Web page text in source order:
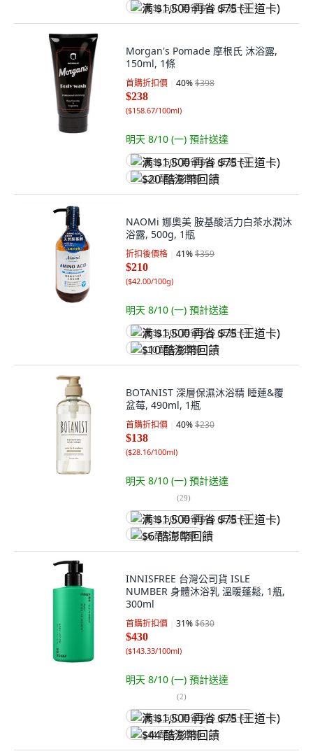
满 $1,500 再省 $75 (王道卡)
Morgan's Pomade 摩根氏 沐浴露,
150ml, 1條
首購折扣價 40%$398
$238
($158.67/100ml)
明天 8/10 (一) 預計送達
满 $1,500 再省 $75 (王道卡)
$20 酷澎幣回饋
NAOMi 娜奧美 胺基酸活力白茶水潤沐
浴露, 500g, 1瓶
折扣後價格 41%$359
$210
($42.00/100g)
明天 8/10 (一) 預計送達
满 $1,500 再省 $75 (王道卡)
$10 酷澎幣回饋
BOTANIST 深層保濕沐浴精 睡蓮&覆
盆莓, 490ml, 1瓶
首購折扣價 40%$230
$138
($28.16/100ml)
明天 8/10 (一) 預計送達
(29)
满 $1,500 再省 $75 (王道卡)
$6 酷澎幣回饋
INNISFREE 台灣公司貨 ISLE
NUMBER 身體沐浴乳 溫暖蓬鬆, 1瓶,
300ml
首購折扣價 31%$630
$430
($143.33/100ml)
明天 8/10 (一) 預計送達
(2)
满 $1,500 再省 $75 (王道卡)
$44 酷澎幣回饋